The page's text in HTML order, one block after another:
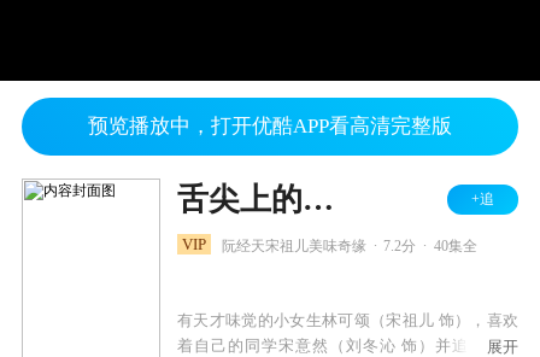
预览播放中，打开优酷APP看高清完整版
舌尖上的心跳 +追
VIP 阮经天宋祖儿美味奇缘 7.2分 40集全
有天才味觉的小女生林可颂（宋祖儿 饰），喜欢
着自己的同学宋意然（刘冬沁 饰）并追到了美
展开